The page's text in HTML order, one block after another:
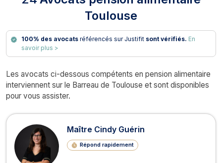
Toulouse
100% des avocatsréférencés sur Justifit sont vérifiés. En
savoir plus >
Les avocats ci-dessous compétents en pension alimentaire
interviennent sur le Barreau de Toulouse et sont disponibles
pour vous assister.
Avocats en pension alimentaire à
Maître Cindy Guérin
Répond rapidement